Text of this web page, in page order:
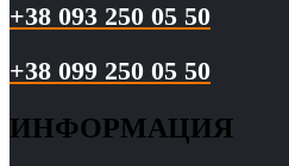
+38 093 250 05 50
+38 099 250 05 50
ИНФОРМАЦИЯ